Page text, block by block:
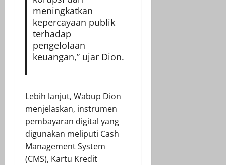
meningkatkan
kepercayaan publik
terhadap
pengelolaan
keuangan,” ujar Dion.
Lebih lanjut, Wabup Dion
menjelaskan, instrumen
pembayaran digital yang
digunakan meliputi Cash
Management System
(CMS), Kartu Kredit